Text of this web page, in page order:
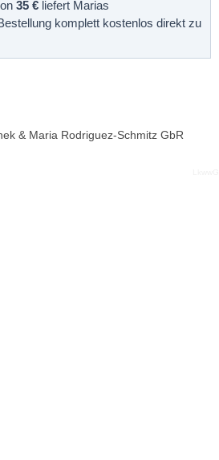
35 € liefert Marias
komplett kostenlos direkt zu
& Maria Rodriguez-Schmitz GbR